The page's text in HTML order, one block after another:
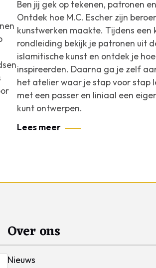
Ben jij gek op tekenen, patronen
Ontdek hoe M.C. Escher zijn
kunstwerken maakte. Tijdens een
rondleiding bekijk je patronen uit
islamitische kunst en ontdek je
inspireerden. Daarna ga je zelf
het atelier waar je stap voor stap
met een passer en liniaal een
kunt ontwerpen.
Lees meer
Over ons
Nieuws